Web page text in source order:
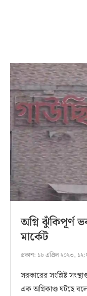
অগ্নি ঝুঁকিপূর্ণ
মার্কেট
প্রকাশ: ১৮ এপ্রিল ২০২৩,
সরকারের সংশ্লিষ্ট
এক অগ্নিকাণ্ড ঘটছে